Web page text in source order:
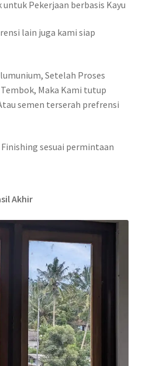
Pekerjaan berbasis Kayu
lain juga kami siap
Setelah Proses
Maka Kami tutup
semen terserah prefrensi
sesuai permintaan
Akhir